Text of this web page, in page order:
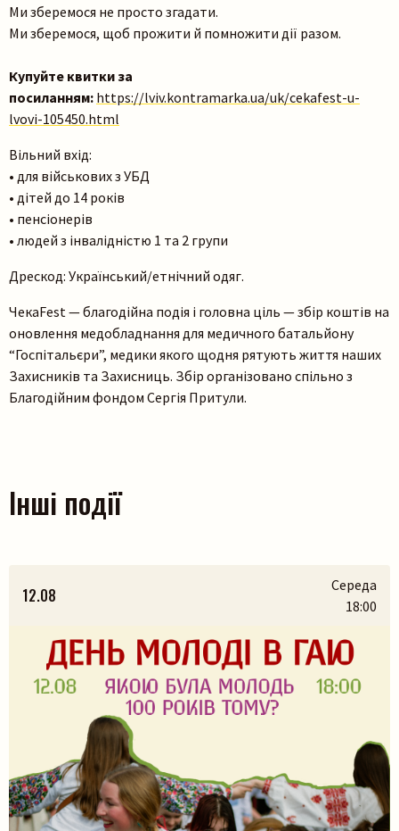
Ми зберемося не просто згадати.
Ми зберемося, щоб прожити й помножити дії разом.
Купуйте квитки за
посиланням: https://lviv.kontramarka.ua/uk/cekafest-u-
lvovi-105450.html
Вільний вхід:
• для військових з УБД
• дітей до 14 років
• пенсіонерів
• людей з інвалідністю 1 та 2 групи
Дрескод: Український/етнічний одяг.
ЧекаFest — благодійна подія і головна ціль — збір коштів на
оновлення медобладнання для медичного батальйону
“Госпітальєри”, медики якого щодня рятують життя наших
Захисників та Захисниць. Збір організовано спільно з
Благодійним фондом Сергія Притули.
Інші події
12.08
Середа
18:00